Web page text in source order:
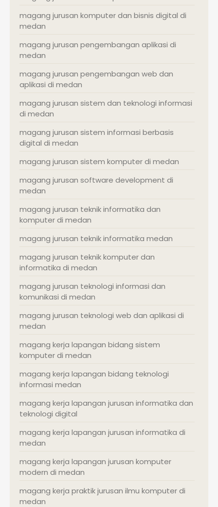
magang jurusan komputer dan bisnis digital di
medan
magang jurusan pengembangan aplikasi di
medan
magang jurusan pengembangan web dan
aplikasi di medan
magang jurusan sistem dan teknologi informasi
di medan
magang jurusan sistem informasi berbasis
digital di medan
magang jurusan sistem komputer di medan
magang jurusan software development di
medan
magang jurusan teknik informatika dan
komputer di medan
magang jurusan teknik informatika medan
magang jurusan teknik komputer dan
informatika di medan
magang jurusan teknologi informasi dan
komunikasi di medan
magang jurusan teknologi web dan aplikasi di
medan
magang kerja lapangan bidang sistem
komputer di medan
magang kerja lapangan bidang teknologi
informasi medan
magang kerja lapangan jurusan informatika dan
teknologi digital
magang kerja lapangan jurusan informatika di
medan
magang kerja lapangan jurusan komputer
modern di medan
magang kerja praktik jurusan ilmu komputer di
medan